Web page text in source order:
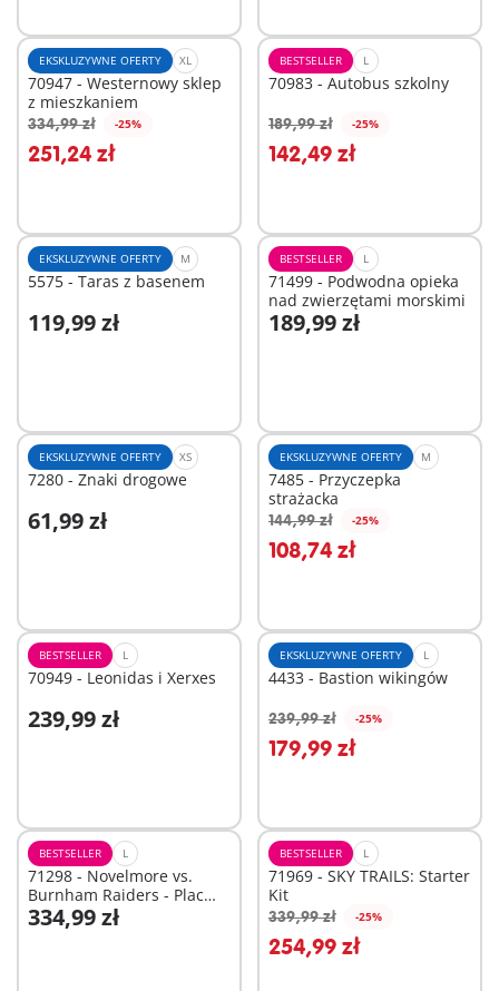
EKSKLUZYWNE OFERTY XL
70947 - Westernowy sklep
z mieszkaniem
334,99 zł -25%
251,24 zł
Dodaj do koszyka
BESTSELLER L
70983 - Autobus szkolny
189,99 zł -25%
142,49 zł
Dodaj do koszyka
EKSKLUZYWNE OFERTY M
5575 - Taras z basenem
119,99 zł
Dodaj do koszyka
BESTSELLER L
71499 - Podwodna opieka
nad zwierzętami morskimi
189,99 zł
Dodaj do koszyka
EKSKLUZYWNE OFERTY XS
7280 - Znaki drogowe
61,99 zł
Dodaj do koszyka
EKSKLUZYWNE OFERTY M
7485 - Przyczepka
strażacka
144,99 zł -25%
108,74 zł
Dodaj do koszyka
BESTSELLER L
70949 - Leonidas i Xerxes
239,99 zł
Dodaj do koszyka
EKSKLUZYWNE OFERTY L
4433 - Bastion wikingów
239,99 zł -25%
179,99 zł
Dodaj do koszyka
BESTSELLER L
71298 - Novelmore vs.
Burnham Raiders - Plac
tur
334,99 zł
BESTSELLER L
71969 - SKY TRAILS: Starter
Kit
339,99 zł -25%
254,99 zł
Dodaj do koszyka